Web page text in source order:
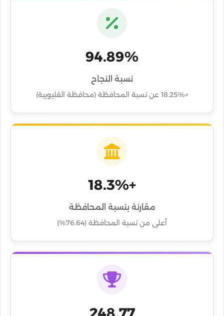
94.89%
نسبة النجاح
+18.25% عن نسبة المحافظة (محافظة القليوبية)
+18.3%
مقارنة بنسبة المحافظة
أعلى من نسبة المحافظة (76.64%)